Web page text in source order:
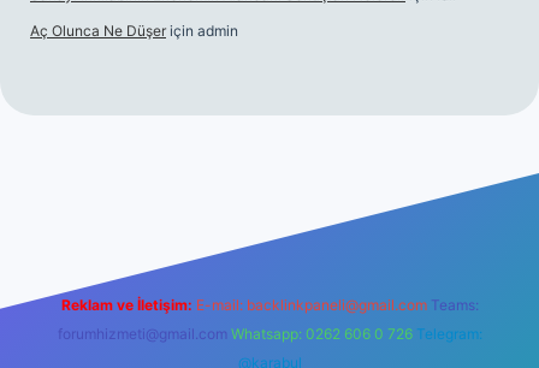
Aç Olunca Ne Düşer için admin
Reklam ve İletişim: E-mail: backlinkpaneli@gmail.com Teams:
forumhizmeti@gmail.com Whatsapp: 0262 606 0 726 Telegram:
@karabul